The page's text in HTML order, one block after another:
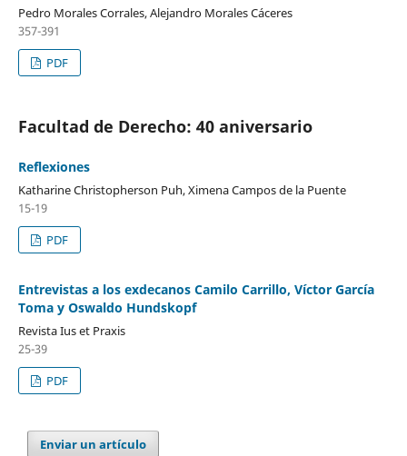
Pedro Morales Corrales, Alejandro Morales Cáceres
357-391
PDF
Facultad de Derecho: 40 aniversario
Reflexiones
Katharine Christopherson Puh, Ximena Campos de la Puente
15-19
PDF
Entrevistas a los exdecanos Camilo Carrillo, Víctor García
Toma y Oswaldo Hundskopf
Revista Ius et Praxis
25-39
PDF
Enviar un artículo